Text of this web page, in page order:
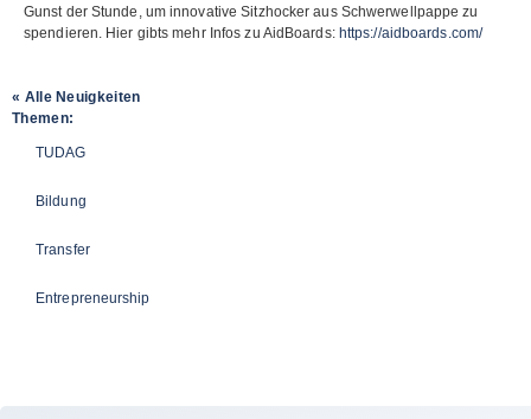
Gunst der Stunde, um inno­va­tive Sitz­ho­cker aus Schwer­well­pappe zu
spen­die­ren. Hier gibts mehr Infos zu Aid­Boards: https://aidboards.com/
« Alle Neuigkeiten
Themen:
TUDAG
Bildung
Transfer
Entrepreneurship